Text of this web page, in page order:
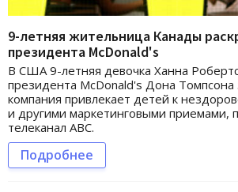
9-летняя жительница Канады
президента McDonald's
В США 9-летняя девочка Ханна
президента McDonald's Дона Томпсона
компания привлекает детей к
и другими маркетинговыми приемами,
телеканал ABC.
Подробнее